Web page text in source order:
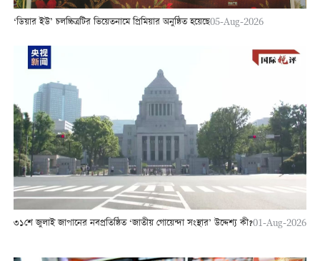
‘ডিয়ার ইউ’ চলচ্চিত্রটির ভিয়েতনামে প্রিমিয়ার অনুষ্ঠিত হয়েছে05-Aug-2026
৩১শে জুলাই জাপানের নবপ্রতিষ্ঠিত ‘জাতীয় গোয়েন্দা সংস্থার’ উদ্দেশ্য কী?01-Aug-2026